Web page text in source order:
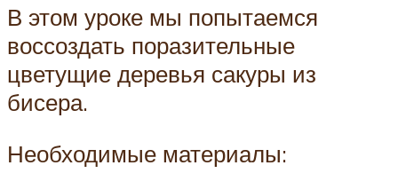
В этом уроке мы попытаемся
воссоздать поразительные
цветущие деревья сакуры из
бисера.
Необходимые материалы: